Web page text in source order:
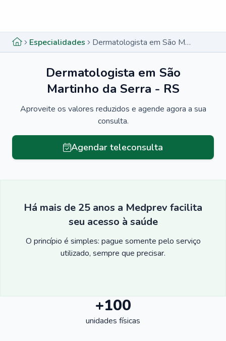
Especialidades Dermatologista em São Martinho da Serra - RS
Dermatologista em São
Martinho da Serra - RS
Aproveite os valores reduzidos e agende agora a sua
consulta.
Agendar teleconsulta
Há mais de 25 anos a Medprev facilita
seu acesso à saúde
O princípio é simples: pague somente pelo serviço
utilizado, sempre que precisar.
+100
unidades físicas